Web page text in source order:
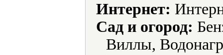
Интернет:
Сад и огород:
Виллы,